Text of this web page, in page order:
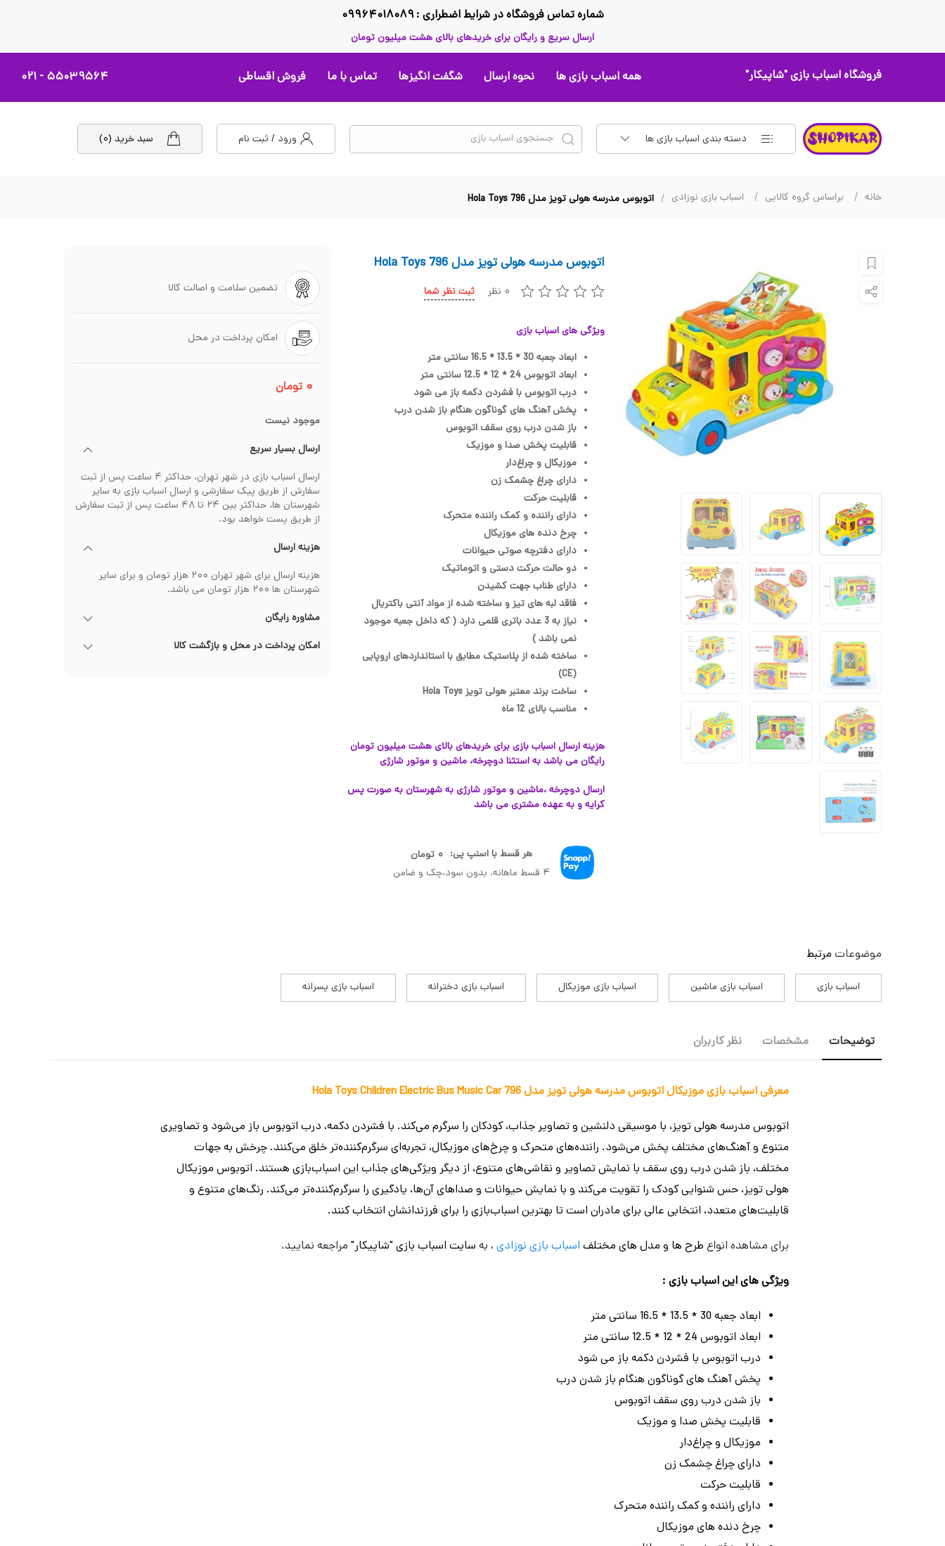
شماره تماس فروشگاه در شرایط اضطراری : ۰۹۹۶۴۰۱۸۰۸۹
ارسال سریع و رایگان برای خریدهای بالای هشت میلیون تومان
فروشگاه اسباب بازی"شاپیکار" همه اسباب بازی ها نحوه ارسال شگفت انگیزها تماس با ما فروش اقساطی ۵۵۰۳۹۵۶۴ - ۰۲۱
دسته بندی اسباب بازی ها ورود / ثبت نام سبد خرید (۰)
خانه براساس گروه کالایی اسباب بازی نوزادی اتوبوس مدرسه هولی تویز مدل 796 Hola Toys
اتوبوس مدرسه هولی تویز مدل 796 Hola Toys
۰ نظر ثبت نظر شما
ویژگی های اسباب بازی
ابعاد جعبه 30 * 13.5 * 16.5 سانتی متر
ابعاد اتوبوس 24 * 12 * 12.5 سانتی متر
درب اتوبوس با فشردن دکمه باز می شود
پخش آهنگ های گوناگون هنگام باز شدن درب
باز شدن درب روی سقف اتوبوس
قابلیت پخش صدا و موزیک
موزیکال و چراغ‌دار
دارای چراغ چشمک زن
قابلیت حرکت
دارای راننده و کمک راننده متحرک
چرخ دنده های موزیکال
دارای دفترچه صوتی حیوانات
دو حالت حرکت دستی و اتوماتیک
دارای طناب جهت کشیدن
فاقد لبه های تیز و ساخته شده از مواد آنتی باکتریال
نیاز به 3 عدد باتری قلمی دارد ( که داخل جعبه موجود
نمی باشد )
ساخته شده از پلاستیک مطابق با استانداردهای اروپایی
(CE)
ساخت برند معتبر هولی تویز Hola Toys
مناسب بالای 12 ماه
هزینه ارسال اسباب بازی برای خریدهای بالای هشت میلیون تومان
رایگان می باشد به استثنا دوچرخه، ماشین و موتور شارژی
ارسال دوچرخه ،ماشین و موتور شارژی به شهرستان به صورت پس
کرایه و به عهده مشتری می باشد
هر قسط با اسنپ پی: ۰ تومان
۴ قسط ماهانه. بدون سود،چک و ضامن
تضمین سلامت و اصالت کالا
امکان پرداخت در محل
۰ تومان
موجود نیست
ارسال بسیار سریع
ارسال اسباب بازی در شهر تهران، حداکثر ۴ ساعت پس از ثبت
سفارش از طریق پیک سفارشی و ارسال اسباب بازی به سایر
شهرستان ها، حداکثر بین ۲۴ تا ۴۸ ساعت پس از ثبت سفارش
از طریق پست خواهد بود.
هزینه ارسال
هزینه ارسال برای شهر تهران ۲۰۰ هزار تومان و برای سایر
شهرستان ها ۲۰۰ هزار تومان می باشد.
مشاوره رایگان
امکان پرداخت در محل و بازگشت کالا
موضوعات مرتبط
اسباب بازی اسباب بازی ماشین اسباب بازی موزیکال اسباب بازی دخترانه اسباب بازی پسرانه
توضیحات مشخصات نظر کاربران
معرفی اسباب بازی موزیکال اتوبوس مدرسه هولی تویز مدل 796 Hola Toys Children Electric Bus Music Car
اتوبوس مدرسه هولی تویز، با موسیقی دلنشین و تصاویر جذاب، کودکان را سرگرم می‌کند. با فشردن دکمه، درب اتوبوس باز می‌شود و تصاویری
متنوع و آهنگ‌های مختلف پخش می‌شود. راننده‌های متحرک و چرخ‌های موزیکال، تجربه‌ای سرگرم‌کننده‌تر خلق می‌کنند. چرخش به جهات
مختلف، باز شدن درب روی سقف با نمایش تصاویر و نقاشی‌های متنوع، از دیگر ویژگی‌های جذاب این اسباب‌بازی هستند. اتوبوس موزیکال
هولی تویز، حس شنوایی کودک را تقویت می‌کند و با نمایش حیوانات و صداهای آن‌ها، یادگیری را سرگرم‌کننده‌تر می‌کند. رنگ‌های متنوع و
قابلیت‌های متعدد، انتخابی عالی برای مادران است تا بهترین اسباب‌بازی را برای فرزندانشان انتخاب کنند.
برای مشاهده انواع طرح ها و مدل های مختلف اسباب بازی نوزادی ، به سایت اسباب بازی "شاپیکار" مراجعه نمایید.
ویژگی های این اسباب بازی :
ابعاد جعبه 30 * 13.5 * 16.5 سانتی متر
ابعاد اتوبوس 24 * 12 * 12.5 سانتی متر
درب اتوبوس با فشردن دکمه باز می شود
پخش آهنگ های گوناگون هنگام باز شدن درب
باز شدن درب روی سقف اتوبوس
قابلیت پخش صدا و موزیک
موزیکال و چراغ‌دار
دارای چراغ چشمک زن
قابلیت حرکت
دارای راننده و کمک راننده متحرک
چرخ دنده های موزیکال